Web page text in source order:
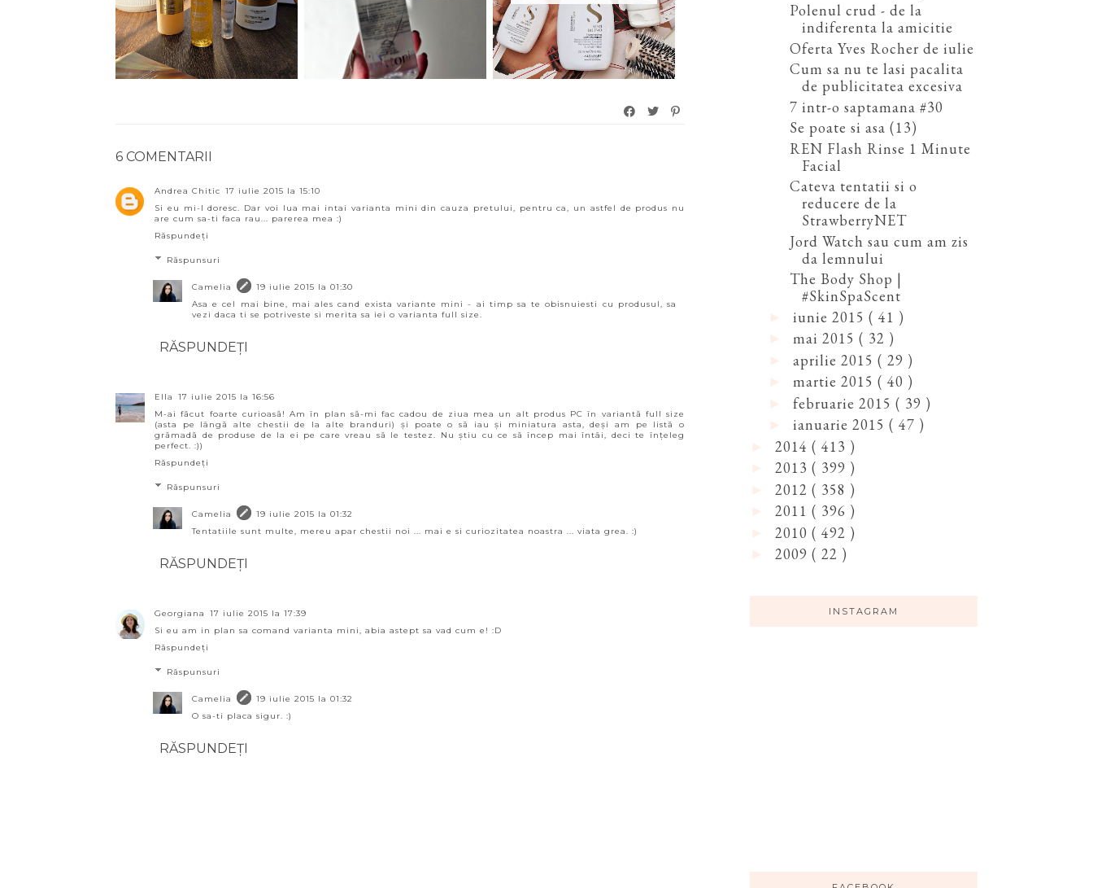
6 COMENTARII
Andrea Chitic 17 iulie 2015 la 15:10
Si eu mi-l doresc. Dar voi lua mai intai varianta mini din cauza pretului, pentru ca, un astfel de produs nu
are cum sa-ti faca rau... parerea mea :)
Răspundeți
Răspunsuri
Camelia
19 iulie 2015 la 01:30
Asa e cel mai bine, mai ales cand exista variante mini - ai timp sa te obisnuiesti cu produsul, sa
vezi daca ti se potriveste si merita sa iei o varianta full size.
RĂSPUNDEȚI
Ella
17 iulie 2015 la 16:56
M-ai făcut foarte curioasă! Am în plan să-mi fac cadou de ziua mea un alt produs PC în variantă full size
(asta pe lângă alte chestii de la alte branduri) și poate o să iau și miniatura asta, deși am pe listă o
grămadă de produse de la ei pe care vreau să le testez. Nu știu cu ce să încep mai întâi, deci te înțeleg
perfect. :))
Răspundeți
Răspunsuri
Camelia
19 iulie 2015 la 01:32
Tentatiile sunt multe, mereu apar chestii noi ... mai e si curiozitatea noastra ... viata grea. :)
RĂSPUNDEȚI
Georgiana
17 iulie 2015 la 17:39
Si eu am in plan sa comand varianta mini, abia astept sa vad cum e! :D
Răspundeți
Răspunsuri
Camelia
19 iulie 2015 la 01:32
O sa-ti placa sigur. :)
RĂSPUNDEȚI
Polenul crud - de la
indiferenta la amicitie
Oferta Yves Rocher de iulie
Cum sa nu te lasi pacalita
de publicitatea excesiva
7 intr-o saptamana #30
Se poate si asa (13)
REN Flash Rinse 1 Minute
Facial
Cateva tentatii si o
reducere de la
StrawberryNET
Jord Watch sau cum am zis
da lemnului
The Body Shop |
#SkinSpaScent
iunie 2015 ( 41 )
mai 2015 ( 32 )
aprilie 2015 ( 29 )
martie 2015 ( 40 )
februarie 2015 ( 39 )
ianuarie 2015 ( 47 )
2014 ( 413 )
2013 ( 399 )
2012 ( 358 )
2011 ( 396 )
2010 ( 492 )
2009 ( 22 )
INSTAGRAM